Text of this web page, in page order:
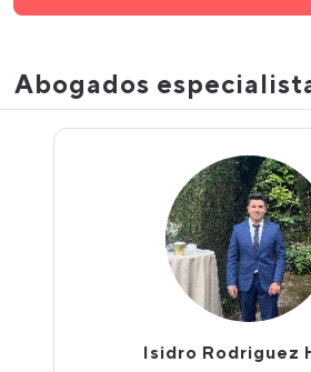
Abogados
Isidro Rodriguez